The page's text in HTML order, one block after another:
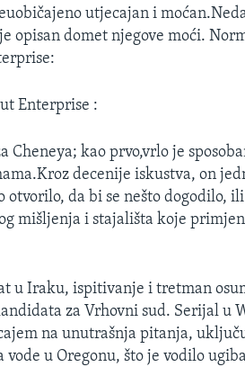
utjecajan i
opisan domet njegove moći.
Enterprise :
Cheneya; kao prvo,vrlo je
decenije iskustva, on
otvorilo, da bi se nešto dogodilo,
mišljenja i stajališta koje
u Iraku, ispitivanje i tretman
za Vrhovni sud. Serijal u
na unutrašnja pitanja,
u Oregonu, što je vodilo